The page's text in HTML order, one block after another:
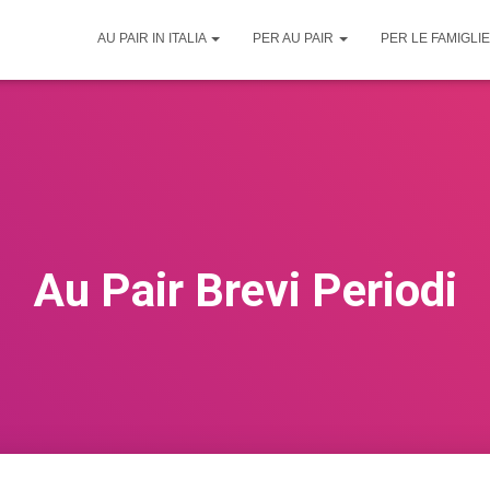
wp_aupair.it/wp-content/
AU PAIR IN ITALIA PER AU PAIR PER LE FAMIGLIE
Au Pair Brevi Periodi